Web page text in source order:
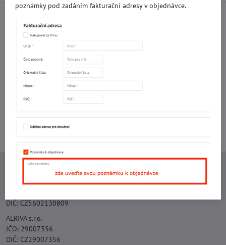
FacebookTwitterBlueskyPinterestReddit
Potřebujete poradit s objednávkou?
Ing. Vojtěch Lečbych - IVL
DIČ: CZ5602130809
ALRIVA s.r.o.
IČO: 29007356
DIČ: CZ29007356
poznámky pod zadáním fakturační adresy v objednávce.